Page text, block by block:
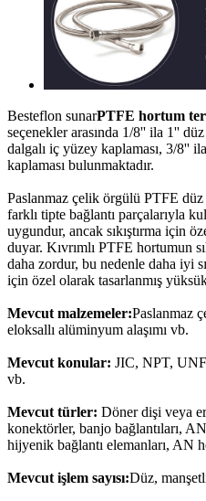
Besteflon sunarPTFE hortum
seçenekler arasında 1/8'' ila 1''
dalgalı iç yüzey kaplaması, 3/8''
kaplaması bulunmaktadır.
Paslanmaz çelik örgülü PTFE düz
farklı tipte bağlantı parçalarıyla
uygundur, ancak sıkıştırma için
duyar. Kıvrımlı PTFE hortumun
daha zordur, bu nedenle daha iyi
için özel olarak tasarlanmış
Mevcut malzemeler:Paslanmaz
eloksallı alüminyum alaşımı vb.
Mevcut konular: JIC, NPT,
vb.
Mevcut türler: Döner dişi veya
konektörler, banjo bağlantıları,
hijyenik bağlantı elemanları, AN
Mevcut işlem sayısı:Düz,